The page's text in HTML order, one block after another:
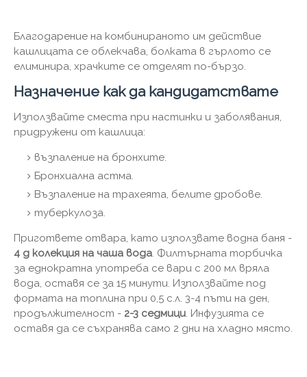
Благодарение на комбинираното им действие
кашлицата се облекчава, болката в гърлото се
елиминира, храчките се отделят по-бързо.
Назначение как да кандидатствате
Използвайте сместа при настинки и заболявания,
придружени от кашлица:
възпаление на бронхите.
Бронхиална астма.
Възпаление на трахеята, белите дробове.
туберкулоза.
Пригответе отвара, като използвате водна баня -
4 g колекция на чаша вода . Филтърната торбичка
за еднократна употреба се вари с 200 мл вряла
вода, оставя се за 15 минути. Използвайте под
формата на топлина при 0,5 с.л. 3-4 пъти на ден,
продължителност - 2-3 седмици . Инфузията се
оставя да се съхранява само 2 дни на хладно място.